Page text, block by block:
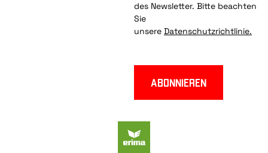
des Newsletter. Bitte beachten
Sie
unsere Datenschutzrichtlinie.
Abonnieren